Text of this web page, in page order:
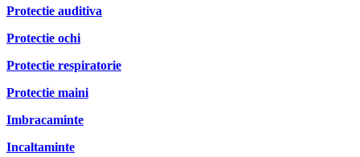
Protectie auditiva
Protectie ochi
Protectie respiratorie
Protectie maini
Imbracaminte
Incaltaminte